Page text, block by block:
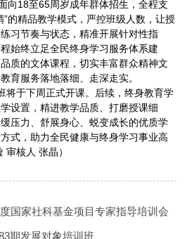
向18至65周岁成年群体招生，全程支
的精品教学模式，严控班级人数，让授
习节奏与状态，精准开展针对性指
始终立足全民终身学习服务体系建
质的文体课程，切实丰富群众精神文
育服务落地落细、走深走实。
将于下周正式开课。后续，终身教育学
设置，精进教学品质、打磨授课细
压力、舒展身心、蜕变成长的优质学
式，助力全民健康与终身学习事业高
核人 张晶）
国家社科基金项目专家指导培训会
期发展对象培训班